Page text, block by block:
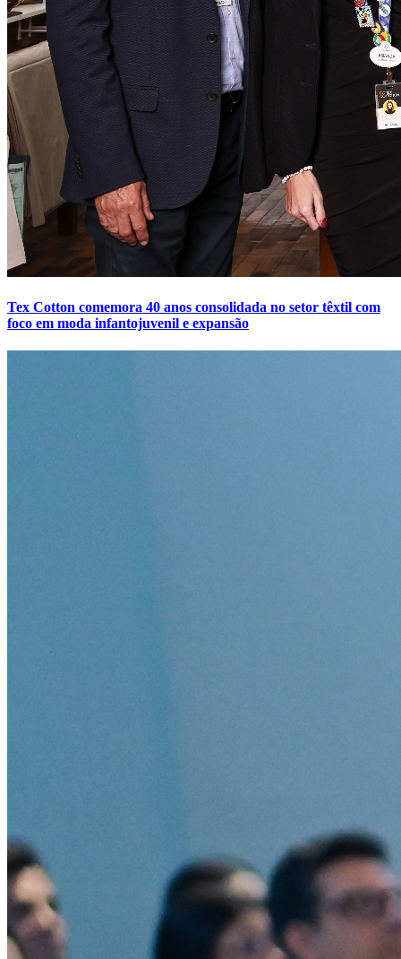
Tex Cotton comemora 40 anos consolidada no setor têxtil com
foco em moda infantojuvenil e expansão